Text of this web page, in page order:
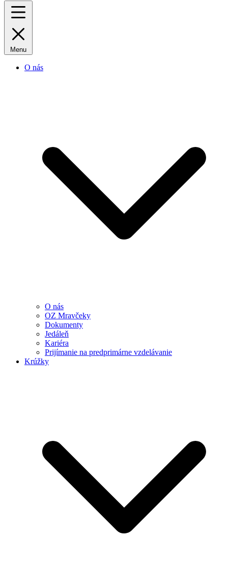
Menu
O nás
O nás
OZ Mravčeky
Dokumenty
Jedáleň
Kariéra
Prijímanie na predprimárne vzdelávanie
Krúžky